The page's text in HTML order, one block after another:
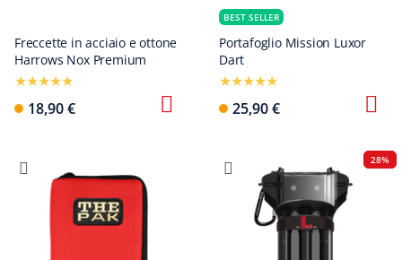
Freccette in acciaio e ottone
Harrows Nox Premium
18,90 €
BEST SELLER
Portafoglio Mission Luxor
Dart
25,90 €
28%